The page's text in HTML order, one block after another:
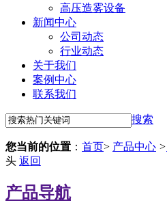
高压造雾设备
新闻中心
公司动态
行业动态
关于我们
案例中心
联系我们
搜索
您当前的位置 ： 首页> 产品中心 >
头 返回
产品导航